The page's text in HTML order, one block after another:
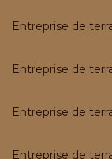
Entreprise de
Entreprise de
Entreprise de
Entreprise de